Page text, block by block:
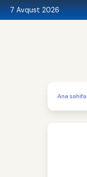
7 Avqust 2026
Ana səhifə